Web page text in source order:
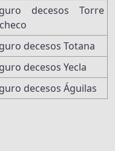
decesos Torre
decesos Totana
decesos Yecla
decesos Águilas